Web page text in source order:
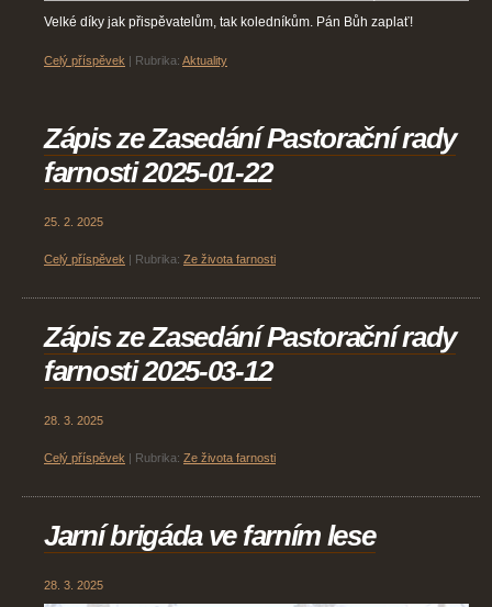
Velké díky jak přispěvatelům, tak koledníkům. Pán Bůh zaplať!
Celý příspěvek | Rubrika: Aktuality
Zápis ze Zasedání Pastorační rady
farnosti 2025-01-22
25. 2. 2025
Celý příspěvek | Rubrika: Ze života farnosti
Zápis ze Zasedání Pastorační rady
farnosti 2025-03-12
28. 3. 2025
Celý příspěvek | Rubrika: Ze života farnosti
Jarní brigáda ve farním lese
28. 3. 2025